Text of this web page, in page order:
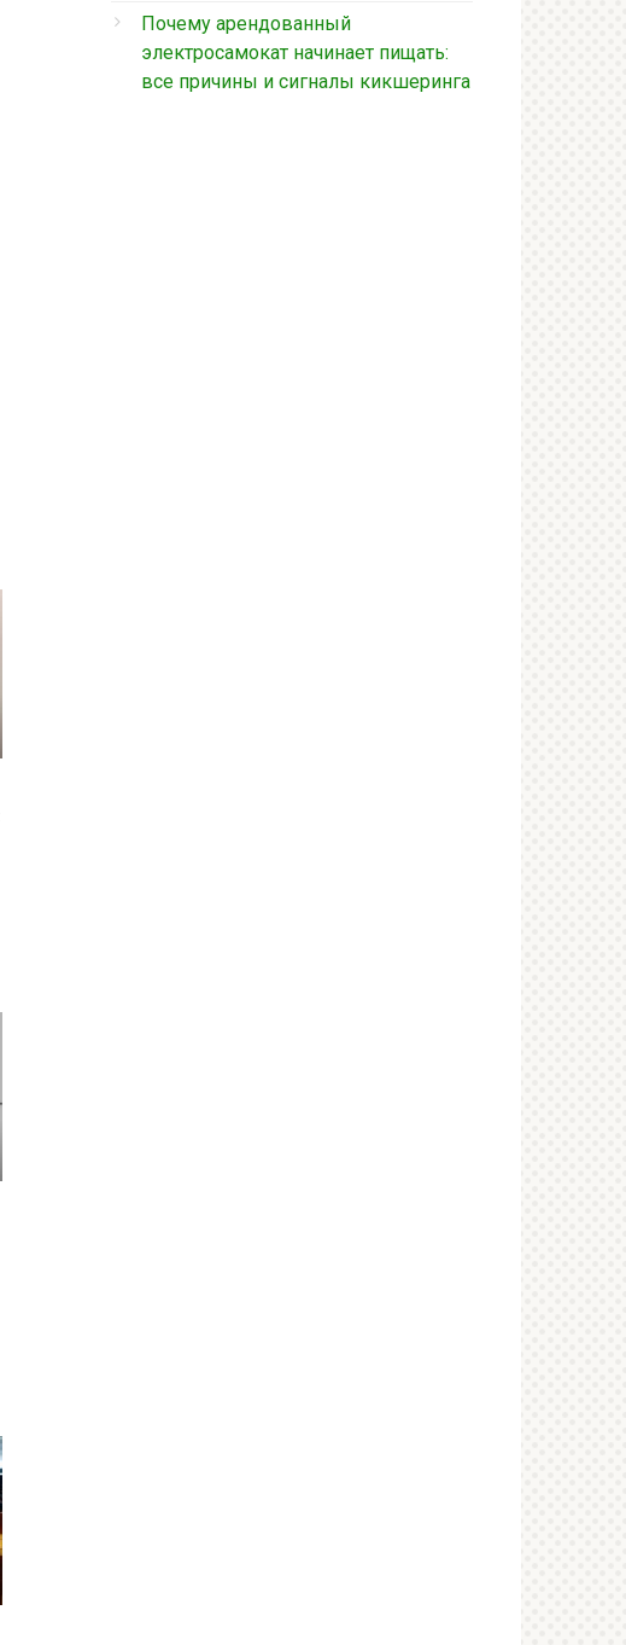
Почему арендованный
электросамокат начинает пищать:
все причины и сигналы кикшеринга